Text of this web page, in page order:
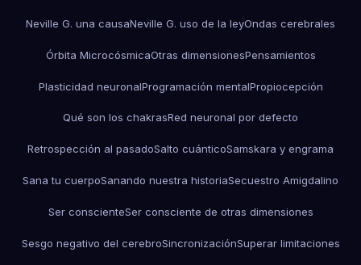
Neville G. una causaNeville G. uso de la leyOndas cerebrales
Órbita MicrocósmicaOtras dimensionesPensamientos
Plasticidad neuronalProgramación mentalPropiocepción
Qué son los chakrasRed neuronal por defecto
Retrospección al pasadoSalto cuánticoSamskara y engrama
Sana tu cuerpoSanando nuestra historiaSecuestro Amigdalino
Ser conscienteSer consciente de otras dimensiones
Sesgo negativo del cerebroSincronizaciónSuperar limitaciones